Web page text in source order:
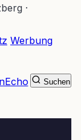
·
Werbung
Suchen